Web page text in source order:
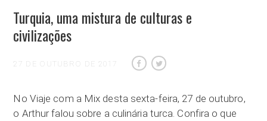
Turquia, uma mistura de culturas e
civilizações
27 DE OUTUBRO DE 2017
No Viaje com a Mix desta sexta-feira, 27 de outubro,
o Arthur falou sobre a culinária turca. Confira o que